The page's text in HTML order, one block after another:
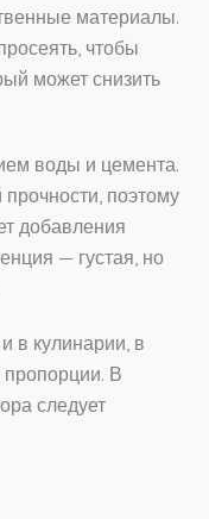
материалы.
чтобы
может снизить
воды и цемента.
поэтому
добавления
— густая, но
в кулинарии, в
В
следует